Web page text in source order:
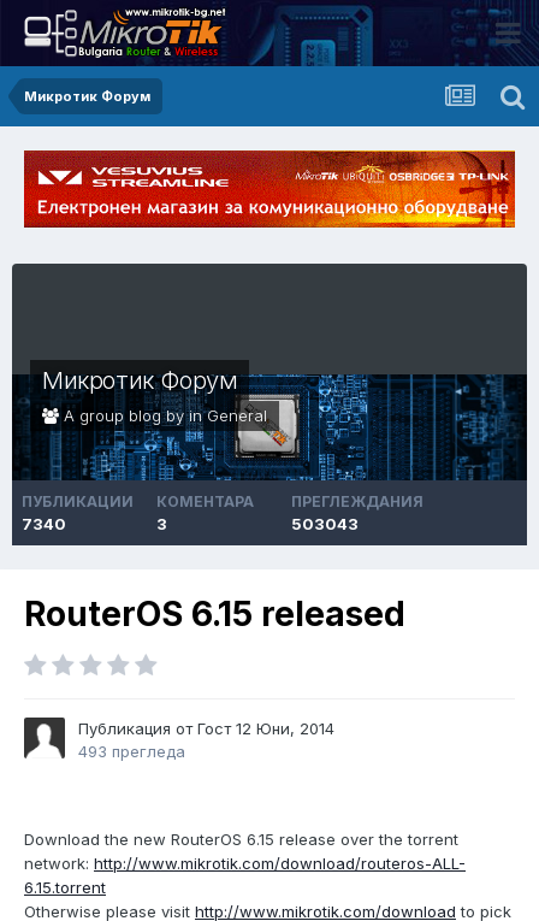
Микротик Форум
Микротик Форум
A group blog by inGeneral
ПУБЛИКАЦИИ
7340
КОМЕНТАРА
3
ПРЕГЛЕЖДАНИЯ
503043
RouterOS 6.15 released
Публикация от Гост12 Юни, 2014
493 прегледа
Download the new RouterOS 6.15 release over the torrent
network: http://www.mikrotik.com/download/routeros-ALL-
6.15.torrent
Otherwise please visit http://www.mikrotik.com/download to pick